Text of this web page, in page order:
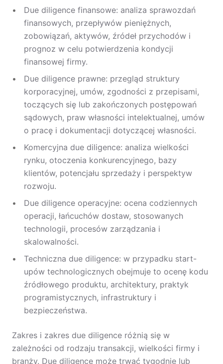
Due diligence finansowe: analiza sprawozdań
finansowych, przepływów pieniężnych,
zobowiązań, aktywów, źródeł przychodów i
prognoz w celu potwierdzenia kondycji
finansowej firmy.
Due diligence prawne: przegląd struktury
korporacyjnej, umów, zgodności z przepisami,
toczących się lub zakończonych postępowań
sądowych, praw własności intelektualnej, umów
o pracę i dokumentacji dotyczącej własności.
Komercyjna due diligence: analiza wielkości
rynku, otoczenia konkurencyjnego, bazy
klientów, potencjału sprzedaży i perspektyw
rozwoju.
Due diligence operacyjne: ocena codziennych
operacji, łańcuchów dostaw, stosowanych
technologii, procesów zarządzania i
skalowalności.
Techniczna due diligence: w przypadku start-
upów technologicznych obejmuje to ocenę kodu
źródłowego produktu, architektury, praktyk
programistycznych, infrastruktury i
bezpieczeństwa.
Zakres i zakres due diligence różnią się w
zależności od rodzaju transakcji, wielkości firmy i
branży. Due diligence może trwać tygodnie lub